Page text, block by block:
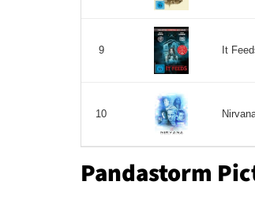
9 It
10
Pandastorm